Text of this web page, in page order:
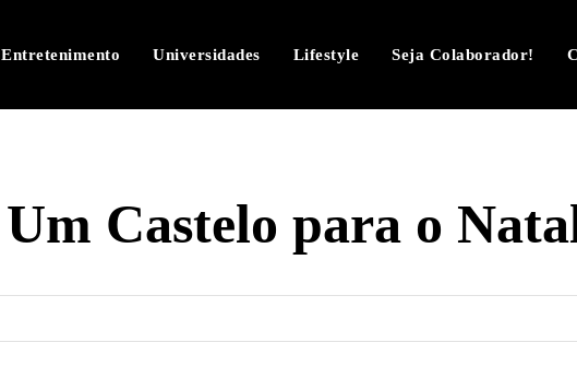
Entretenimento Universidades Lifestyle Seja Colaborador!
Um Castelo para o